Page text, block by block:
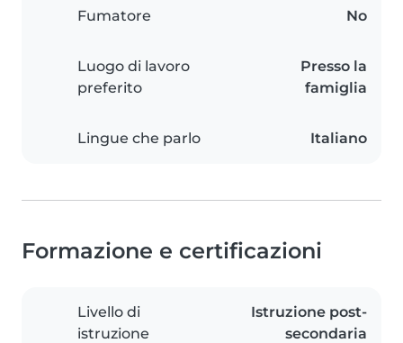
Fumatore No
Luogo di lavoro
preferito
Presso la
famiglia
Lingue che parlo Italiano
Formazione e certificazioni
Livello di
istruzione
Istruzione post-
secondaria